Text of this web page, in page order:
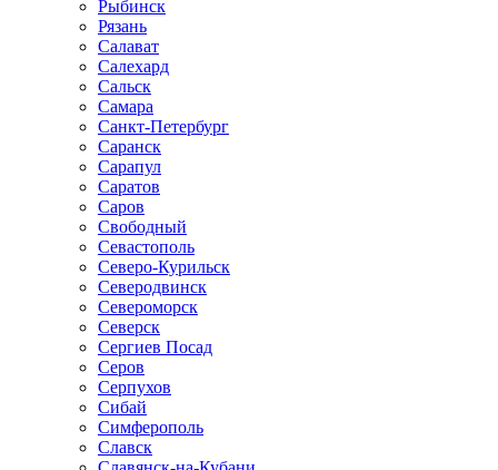
Рыбинск
Рязань
Салават
Салехард
Сальск
Самара
Санкт-Петербург
Саранск
Сарапул
Саратов
Саров
Свободный
Севастополь
Северо-Курильск
Северодвинск
Североморск
Северск
Сергиев Посад
Серов
Серпухов
Сибай
Симферополь
Славск